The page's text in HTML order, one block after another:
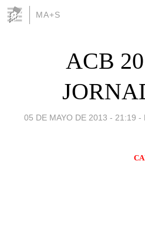
MA+S
ACB
05 DE MAYO DE 2013 - 21:19 -